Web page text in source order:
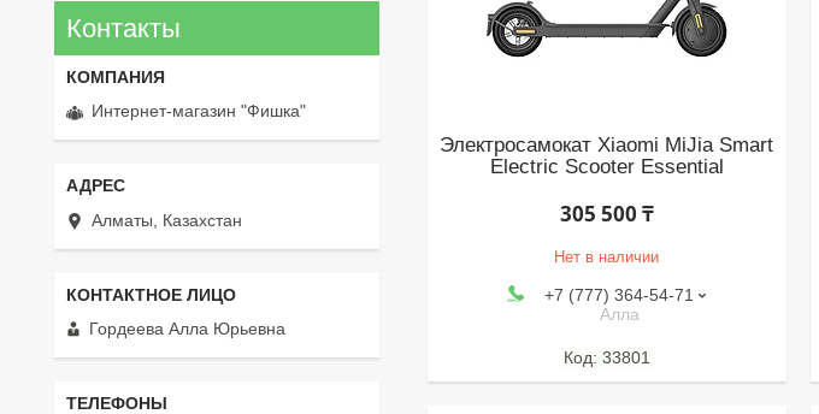
Электросамокат Xiaomi MiJia Smart
Electric Scooter Essential
305 500 ₸
Нет в наличии
+7 (777) 364-54-71
Алла
33801
Контакты
Интернет-магазин "Фишка"
Алматы, Казахстан
Гордеева Алла Юрьевна